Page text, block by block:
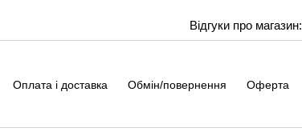
Відгуки про магазин:
Оплата і доставка Обмін/повернення Оферта